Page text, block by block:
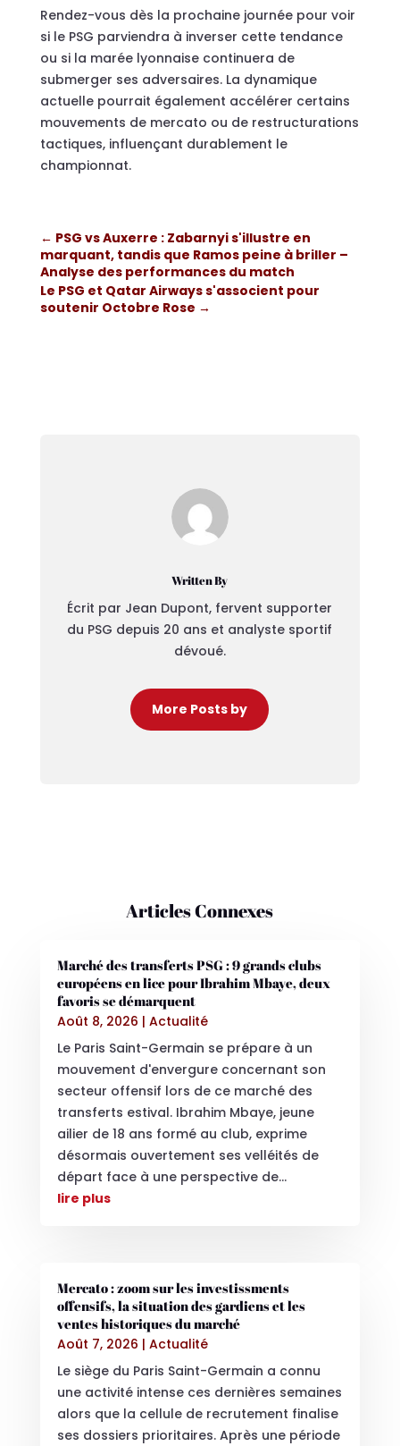
Rendez-vous dès la prochaine journée pour voir
si le PSG parviendra à inverser cette tendance
ou si la marée lyonnaise continuera de
submerger ses adversaires. La dynamique
actuelle pourrait également accélérer certains
mouvements de mercato ou de restructurations
tactiques, influençant durablement le
championnat.
← PSG vs Auxerre : Zabarnyi s'illustre en
marquant, tandis que Ramos peine à briller –
Analyse des performances du match
Le PSG et Qatar Airways s'associent pour
soutenir Octobre Rose →
Written By
Écrit par Jean Dupont, fervent supporter
du PSG depuis 20 ans et analyste sportif
dévoué.
More Posts by
Articles Connexes
Marché des transferts PSG : 9 grands clubs
européens en lice pour Ibrahim Mbaye, deux
favoris se démarquent
Août 8, 2026 | Actualité
Le Paris Saint-Germain se prépare à un
mouvement d'envergure concernant son
secteur offensif lors de ce marché des
transferts estival. Ibrahim Mbaye, jeune
ailier de 18 ans formé au club, exprime
désormais ouvertement ses velléités de
départ face à une perspective de...
lire plus
Mercato : zoom sur les investissments
offensifs, la situation des gardiens et les
ventes historiques du marché
Août 7, 2026 | Actualité
Le siège du Paris Saint-Germain a connu
une activité intense ces dernières semaines
alors que la cellule de recrutement finalise
ses dossiers prioritaires. Après une période